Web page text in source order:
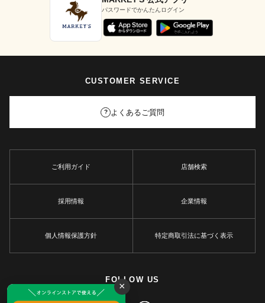
×
パスワードでかんたんログイン
CUSTOMER SERVICE
? よくあるご質問
ご利用ガイド 店舗検索
採用情報 企業情報
個人情報保護方針 特定商取引法に基づく表示
FOLLOW US